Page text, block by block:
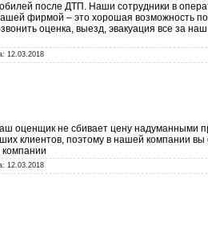
после ДТП. Наши сотрудники в
фирмой – это хорошая возможность
оценка, выезд, эвакуация все за
12.03.2018
оценщик не сбивает цену надуманными
клиентов, поэтому в нашей компании
12.03.2018